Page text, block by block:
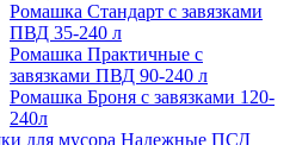
Ромашка Стандарт с завязками
ПВД 35-240 л
Ромашка Практичные с
завязками ПВД 90-240 л
Ромашка Броня с завязками 120-
240л
для мусора Надежные ПСД